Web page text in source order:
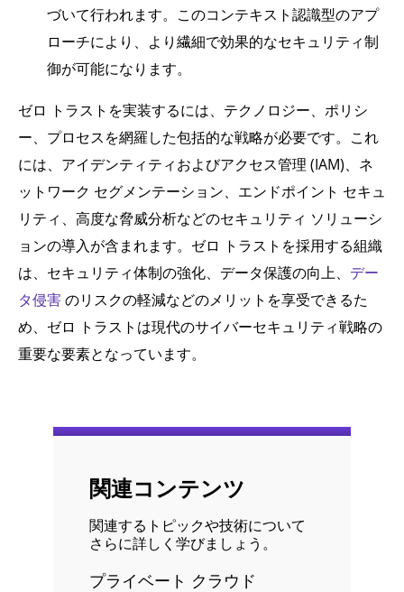
づいて行われます。このコンテキスト認識型のアプ
ローチにより、より繊細で効果的なセキュリティ制
御が可能になります。
ゼロ トラストを実装するには、テクノロジー、ポリシ
ー、プロセスを網羅した包括的な戦略が必要です。これ
には、アイデンティティおよびアクセス管理 (IAM)、ネ
ットワーク セグメンテーション、エンドポイント セキュ
リティ、高度な脅威分析などのセキュリティ ソリューシ
ョンの導入が含まれます。ゼロ トラストを採用する組織
は、セキュリティ体制の強化、データ保護の向上、 デー
タ侵害のリスクの軽減などのメリットを享受できるた
め、ゼロ トラストは現代のサイバーセキュリティ戦略の
重要な要素となっています。
関連コンテンツ
関連するトピックや技術について
さらに詳しく学びましょう。
プライベート クラウド